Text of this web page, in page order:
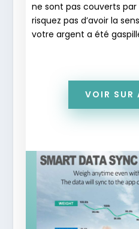
ne sont pas couverts
risquez pas d’avoir la
votre argent a été
VOIR SUR